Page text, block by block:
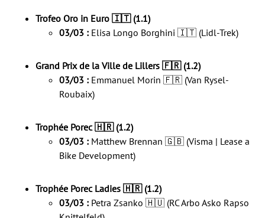
Trofeo Oro in Euro 🇮🇹 (1.1)
03/03 : Elisa Longo Borghini 🇮🇹 (Lidl-Trek)
Grand Prix de la Ville de Lillers 🇫🇷 (1.2)
03/03 : Emmanuel Morin 🇫🇷 (Van Rysel-
Roubaix)
Trophée Porec 🇭🇷 (1.2)
03/03 : Matthew Brennan 🇬🇧 (Visma | Lease a
Bike Development)
Trophée Porec Ladies 🇭🇷 (1.2)
03/03 : Petra Zsanko 🇭🇺 (RC Arbo Asko Rapso